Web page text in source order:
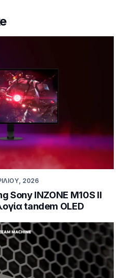
2026
Sony INZONE M10S II
tandem OLED